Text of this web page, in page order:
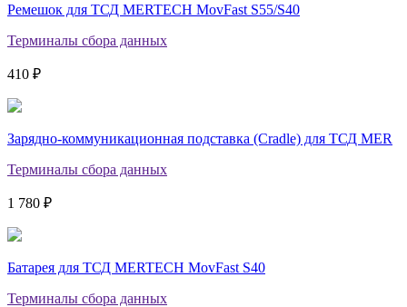
Ремешок для ТСД MERTECH MovFast S55/S40
Терминалы сбора данных
410 ₽
Зарядно-коммуникационная подставка (Cradle) для ТСД MER
Терминалы сбора данных
1 780 ₽
Батарея для ТСД MERTECH MovFast S40
Терминалы сбора данных